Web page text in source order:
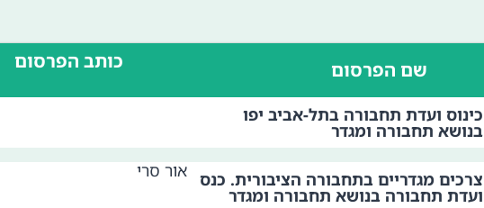
שם הפרסום כותב הפרסום
כינוס ועדת תחבורה בתל-אביב יפו
בנושא תחבורה ומגדר
צרכים מגדריים בתחבורה הציבורית. כנס
ועדת תחבורה בנושא תחבורה ומגדר
אור סרי